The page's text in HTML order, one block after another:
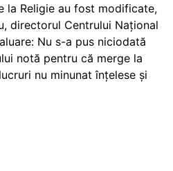
la Religie au fost modificate,
directorul Centrului Național
Nu s-a pus niciodată
notă pentru că merge la
nu minunat înțelese și